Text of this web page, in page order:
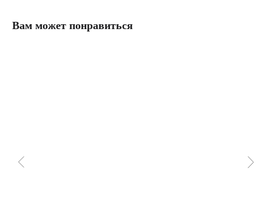
Вам может понравиться